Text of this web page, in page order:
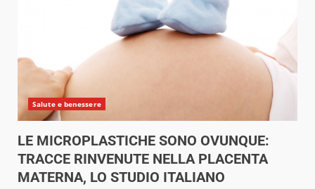
Salute e benessere
LE MICROPLASTICHE SONO OVUNQUE:
TRACCE RINVENUTE NELLA PLACENTA
MATERNA, LO STUDIO ITALIANO